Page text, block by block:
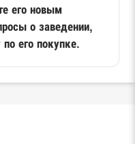
его новым
о заведении,
его покупке.